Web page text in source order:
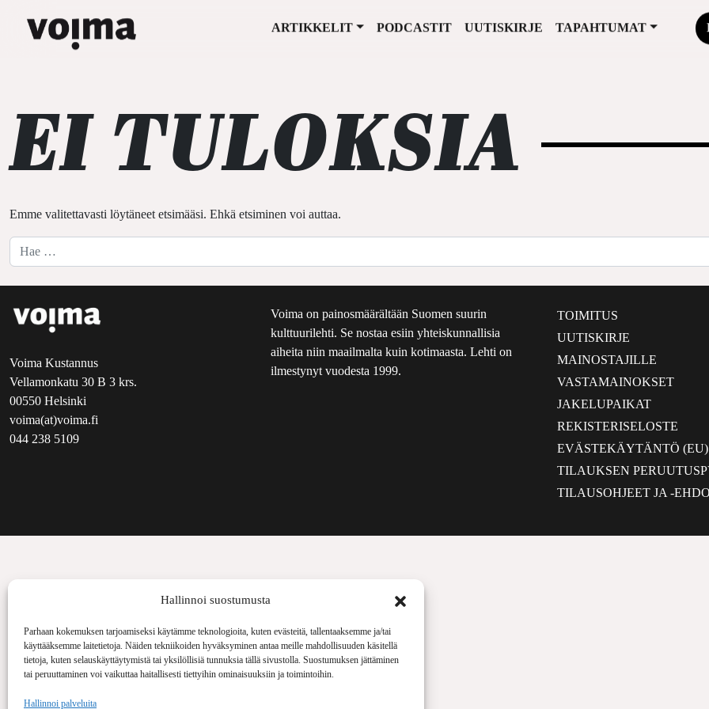
Hallinnoi suostumusta
Parhaan kokemuksen tarjoamiseksi käytämme teknologioita, kuten evästeitä, tallentaaksemme ja/tai
käyttääksemme laitetietoja. Näiden tekniikoiden hyväksyminen antaa meille mahdollisuuden käsitellä
tietoja, kuten selauskäyttäytymistä tai yksilöllisiä tunnuksia tällä sivustolla. Suostumuksen jättäminen
tai peruuttaminen voi vaikuttaa haitallisesti tiettyihin ominaisuuksiin ja toimintoihin.
Hallinnoi palveluita
Päävalikko
ARTIKKELIT PODCASTIT UUTISKIRJE TAPAHTUMAT
EI TULOKSIA
Emme valitettavasti löytäneet etsimääsi. Ehkä etsiminen voi auttaa.
Hae:
Voima Kustannus
Vellamonkatu 30 B 3 krs.
00550 Helsinki
voima(at)voima.fi
044 238 5109
Voima on painosmäärältään Suomen suurin
kulttuurilehti. Se nostaa esiin yhteiskunnallisia
aiheita niin maailmalta kuin kotimaasta. Lehti on
ilmestynyt vuodesta 1999.
TOIMITUS
UUTISKIRJE
MAINOSTAJILLE
VASTAMAINOKSET
JAKELUPAIKAT
REKISTERISELOSTE
EVÄSTEKÄYTÄNTÖ (EU)
TILAUKSEN
TILAUSOHJEET JA -